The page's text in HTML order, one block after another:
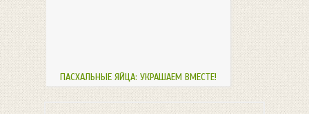
ПАСХАЛЬНЫЕ ЯЙЦА: УКРАШАЕМ ВМЕСТЕ!